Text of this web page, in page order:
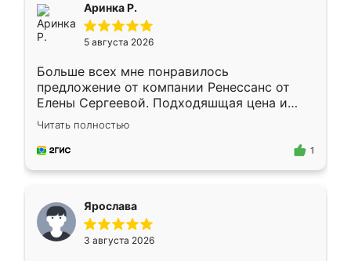
Аринка Р.
5 августа 2026
Больше всех мне понравилось
предложение от компании Ренессанс от
Елены Сергеевой. Подходяшщая цена и
короткие сроки изготовления. Приехавший
для замера сотрудник Владислав
предложил по моему эскизу самый
Читать полностью
1
Ярослава
3 августа 2026